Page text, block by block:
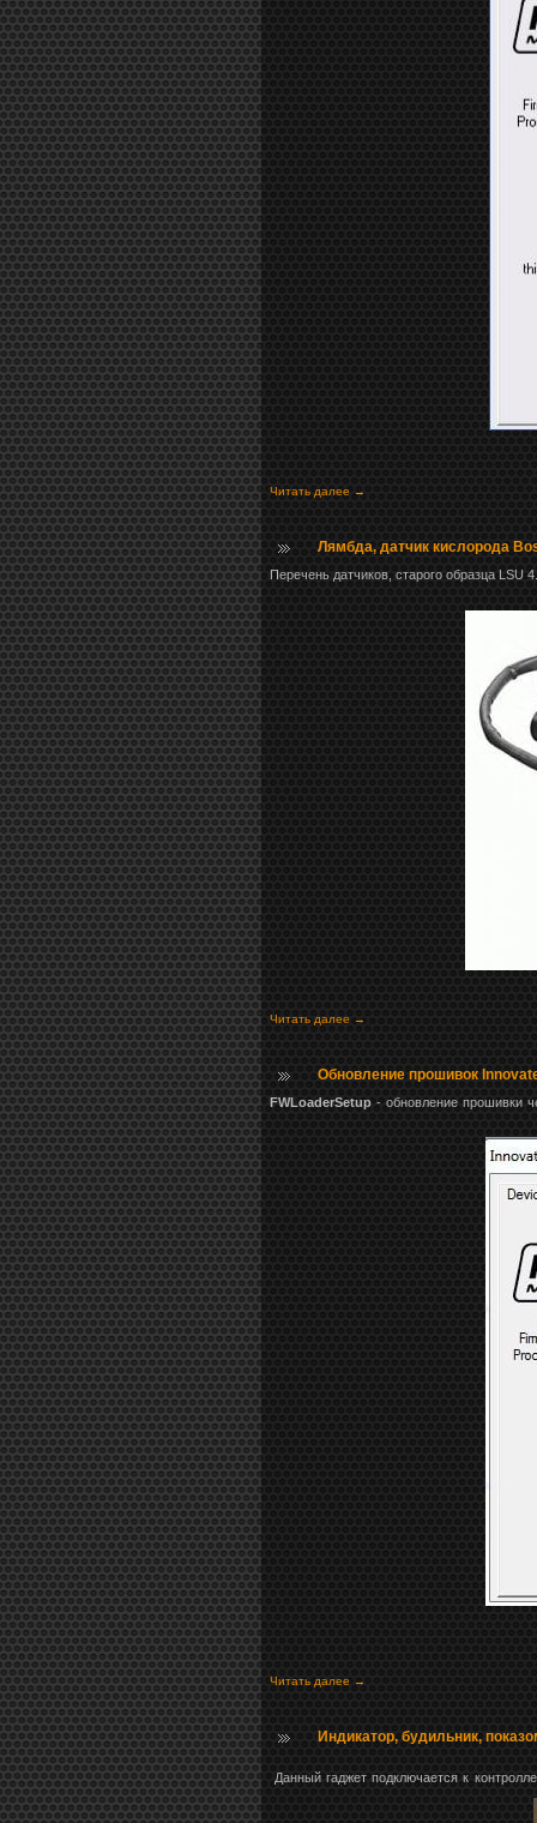
Читать далее →
Лямбда, датчик кислорода
Перечень датчиков, старого образца LSU
Читать далее →
Обновление прошивок
FWLoaderSetup - обновление прошивки
Читать далее →
Индикатор, будильник,
Данный гаджет подключается к